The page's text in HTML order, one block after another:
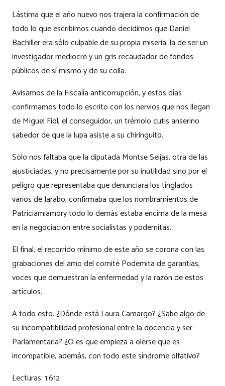
Lástima que el año nuevo nos trajera la confirmación de
todo lo que escribimos cuando decidimos que Daniel
Bachiller era sólo culpable de su propia miseria: la de ser un
investigador mediocre y un gris recaudador de fondos
públicos de sí mismo y de su colla.
Avisamos de la Fiscalía anticorrupción, y estos días
confirmamos todo lo escrito con los nervios que nos llegan
de Miguel Fiol, el conseguidor, un trémolo cutis anserino
sabedor de que la lupa asiste a su chiringuito.
Sólo nos faltaba que la diputada Montse Seijas, otra de las
ajusticiadas, y no precisamente por su inutilidad sino por el
peligro que representaba que denunciara los tinglados
varios de Jarabo, confirmaba que los nombramientos de
Patriciamiamory todo lo demás estaba encima de la mesa
en la negociación entre socialistas y podemitas.
El final, el recorrido mínimo de este año se corona con las
grabaciones del amo del comité Podemita de garantías,
voces que demuestran la enfermedad y la razón de estos
artículos.
A todo esto. ¿Dónde está Laura Camargo? ¿Sabe algo de
su incompatibilidad profesional entre la docencia y ser
Parlamentaria? ¿O es que empieza a olerse que es
incompatible, además, con todo este síndrome olfativo?
Lecturas:1.612